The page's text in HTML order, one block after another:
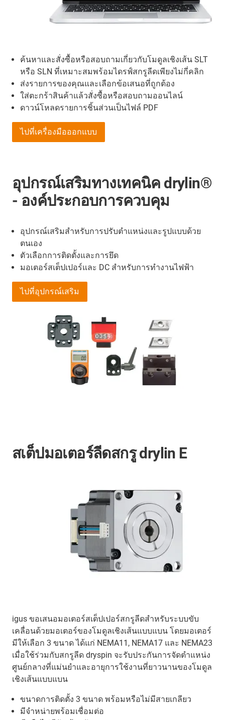
ค้นหาและสั่งซื้อหรือสอบถามเกี่ยวกับโมดูลเชิงเส้น SLT
หรือ SLN ที่เหมาะสมพร้อมไดรฟ์สกรูลีดเพียงไม่กี่คลิก
ส่งรายการของคุณและเลือกข้อเสนอที่ถูกต้อง
ใส่ตะกร้าสินค้าแล้วสั่งซื้อหรือสอบถามออนไลน์
ดาวน์โหลดรายการชิ้นส่วนเป็นไฟล์ PDF
ไปที่เครื่องมือออกแบบ
อุปกรณ์เสริมทางเทคนิค drylin®
- องค์ประกอบการควบคุม
อุปกรณ์เสริมสำหรับการปรับตำแหน่งและรูปแบบด้วย
ตนเอง
ตัวเลือกการติดตั้งและการยึด
มอเตอร์สเต็ปเปอร์และ DC สำหรับการทำงานไฟฟ้า
ไปที่อุปกรณ์เสริม
สเต็ปมอเตอร์ลีดสกรู drylin E
igus ขอเสนอมอเตอร์สเต็ปเปอร์สกรูลีดสำหรับระบบขับ
เคลื่อนด้วยมอเตอร์ของโมดูลเชิงเส้นแบบแบน โดยมอเตอร์
มีให้เลือก 3 ขนาด ได้แก่ NEMA11, NEMA17 และ NEMA23
เมื่อใช้ร่วมกับสกรูลีด dryspin จะรับประกันการจัดตำแหน่ง
ศูนย์กลางที่แม่นยำและอายุการใช้งานที่ยาวนานของโมดูล
เชิงเส้นแบบแบน
ขนาดการติดตั้ง 3 ขนาด พร้อมหรือไม่มีสายเกลียว
มีจำหน่ายพร้อมเชื่อมต่อ